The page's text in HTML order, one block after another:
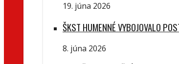
19. júna 2026
ŠKST HUMENNÉ VYBOJOVALO
8. júna 2026